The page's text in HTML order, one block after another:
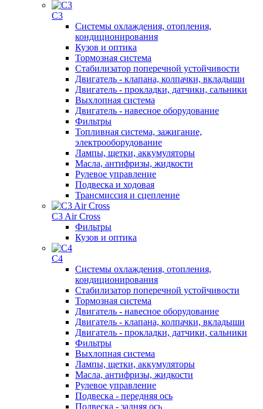
C3
Системы охлаждения, отопления,
кондиционирования
Кузов и оптика
Тормозная система
Стабилизатор поперечной устойчивости
Двигатель - клапана, колпачки, вкладыши
Двигатель - прокладки, датчики, сальники
Выхлопная система
Двигатель - навесное оборудование
Фильтры
Топливная система, зажигание,
электрооборудование
Лампы, щетки, аккумуляторы
Масла, антифризы, жидкости
Рулевое управление
Подвеска и ходовая
Трансмиссия и сцепление
C3 Air Cross
Фильтры
Кузов и оптика
C4
Системы охлаждения, отопления,
кондиционирования
Стабилизатор поперечной устойчивости
Тормозная система
Двигатель - навесное оборудование
Двигатель - клапана, колпачки, вкладыши
Двигатель - прокладки, датчики, сальники
Фильтры
Выхлопная система
Лампы, щетки, аккумуляторы
Масла, антифризы, жидкости
Рулевое управление
Подвеска - передняя ось
Подвеска - задняя ось